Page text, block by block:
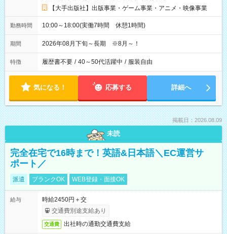
【大手出版社】出版事業・ゲーム事業・アニメ・映像事業
勤務時間 10:00～18:00(実働7時間 休憩1時間)
期間 2026年08月下旬～長期 ※8月～！
特徴 履歴書不要 / 40～50代活躍中 / 服装自由
気になる！ 応募する 詳細へ
掲載日：2026.08.09
未読
完全在宅で16時まで！英語&日本語＼EC運営サ
ポート／
派遣 ブランクOK WEB登録・面接OK
給与
時給2450円＋交
交通費別途支給あり
交通費 出社時の通勤交通費支給